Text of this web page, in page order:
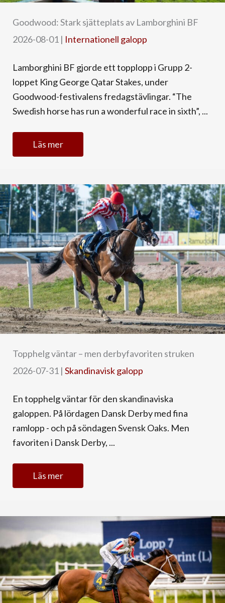
Goodwood: Stark sjätteplats av Lamborghini BF
2026-08-01 | Internationell galopp
Lamborghini BF gjorde ett topplopp i Grupp 2-
loppet King George Qatar Stakes, under
Goodwood-festivalens fredagstävlingar. “The
Swedish horse has run a wonderful race in sixth”, ...
Läs mer
Topphelg väntar – men derbyfavoriten struken
2026-07-31 | Skandinavisk galopp
En topphelg väntar för den skandinaviska
galoppen. På lördagen Dansk Derby med fina
ramlopp - och på söndagen Svensk Oaks. Men
favoriten i Dansk Derby, ...
Läs mer